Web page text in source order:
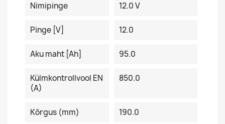
Nimipinge 12.0 V
Pinge [V] 12.0
Aku maht [Ah] 95.0
Külmkontrollvool EN
(A)
850.0
Kõrgus (mm) 190.0